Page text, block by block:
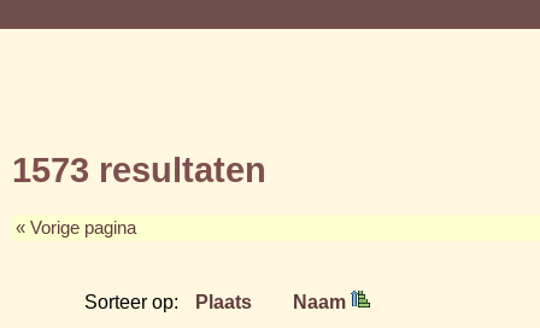
1573 resultaten
« Vorige pagina
Sorteer op: Plaats Naam